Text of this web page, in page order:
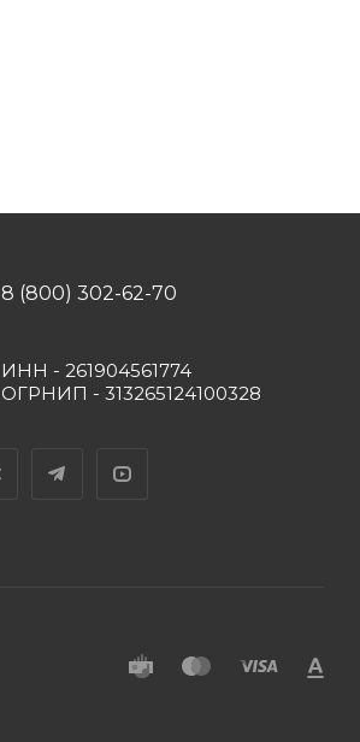
8 (800) 302-62-70
ИНН - 261904561774
ОГРНИП - 313265124100328